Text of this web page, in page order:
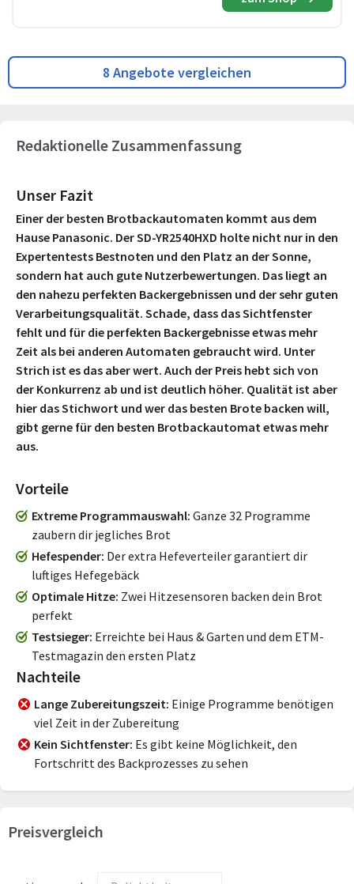
8 Angebote vergleichen
Redaktionelle Zusammenfassung
Unser Fazit
Einer der besten Brotbackautomaten kommt aus dem
Hause Panasonic. Der SD-YR2540HXD holte nicht nur in den
Expertentests Bestnoten und den Platz an der Sonne,
sondern hat auch gute Nutzerbewertungen. Das liegt an
den nahezu perfekten Backergebnissen und der sehr guten
Verarbeitungsqualität. Schade, dass das Sichtfenster
fehlt und für die perfekten Backergebnisse etwas mehr
Zeit als bei anderen Automaten gebraucht wird. Unter
Strich ist es das aber wert. Auch der Preis hebt sich von
der Konkurrenz ab und ist deutlich höher. Qualität ist aber
hier das Stichwort und wer das besten Brote backen will,
gibt gerne für den besten Brotbackautomat etwas mehr
aus.
Vorteile
Extreme Programmauswahl Ganze 32 Programme
zaubern dir jegliches Brot
Hefespender Der extra Hefeverteiler garantiert dir
luftiges Hefegebäck
Optimale Hitze Zwei Hitzesensoren backen dein Brot
perfekt
Testsieger Erreichte bei Haus & Garten und dem ETM-
Testmagazin den ersten Platz
Nachteile
Lange Zubereitungszeit Einige Programme benötigen
viel Zeit in der Zubereitung
Kein Sichtfenster Es gibt keine Möglichkeit, den
Fortschritt des Backprozesses zu sehen
Preisvergleich